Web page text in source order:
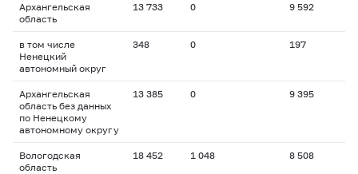
Архангельская
область
13 733 0 9 592
в том числе
Ненецкий
автономный округ
348 0 197
Архангельская
область без данных
по Ненецкому
автономному округу
13 385 0 9 395
Вологодская
область
18 452 1 048 8 508